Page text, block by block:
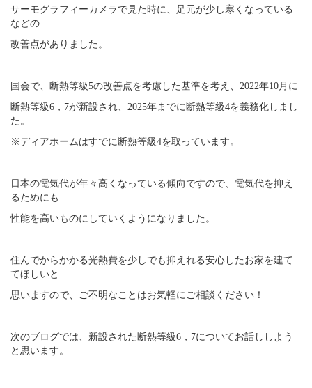
サーモグラフィーカメラで見た時に、足元が少し寒くなっている
などの
改善点がありました。
国会で、断熱等級5の改善点を考慮した基準を考え、2022年10月に
断熱等級6，7が新設され、2025年までに断熱等級4を義務化しまし
た。
※ディアホームはすでに断熱等級4を取っています。
日本の電気代が年々高くなっている傾向ですので、電気代を抑え
るためにも
性能を高いものにしていくようになりました。
住んでからかかる光熱費を少しでも抑えれる安心したお家を建て
てほしいと
思いますので、ご不明なことはお気軽にご相談ください！
次のブログでは、新設された断熱等級6，7についてお話ししよう
と思います。